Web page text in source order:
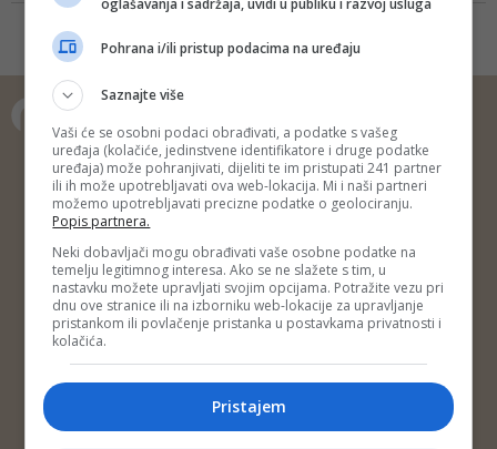
Kada posljednji Hrvat nestane iz
Milanovića neće biti briga jer mu
Copyright © 2014 Depo Portal
Impressum
Kontakt Marketing
Privatnost korisnika
O nama
Pohrana i/ili pristup podacima na uređaju
Saznajte više
Vaši će se osobni podaci obrađivati, a podatke s vašeg
uređaja (kolačiće, jedinstvene identifikatore i druge podatke
uređaja) može pohranjivati, dijeliti te im pristupati 241 partner
ili ih može upotrebljavati ova web-lokacija. Mi i naši partneri
možemo upotrebljavati precizne podatke o geolociranju.
Popis partnera.
Neki dobavljači mogu obrađivati vaše osobne podatke na
temelju legitimnog interesa. Ako se ne slažete s tim, u
nastavku možete upravljati svojim opcijama. Potražite vezu pri
dnu ove stranice ili na izborniku web-lokacije za upravljanje
pristankom ili povlačenje pristanka u postavkama privatnosti i
kolačića.
Pristajem